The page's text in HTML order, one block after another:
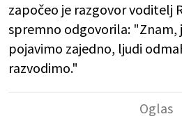
započeo je razgovor voditelj
spremno odgovorila: "Znam,
pojavimo zajedno, ljudi
razvodimo."